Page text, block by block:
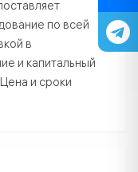
по всей
в
и капитальный
и сроки